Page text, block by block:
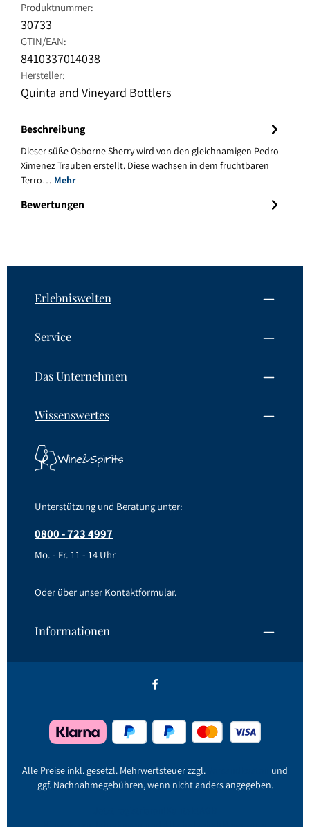
Produktnummer:
30733
GTIN/EAN:
8410337014038
Hersteller:
Quinta and Vineyard Bottlers
Beschreibung
Dieser süße Osborne Sherry wird von den gleichnamigen Pedro
Ximenez Trauben erstellt. Diese wachsen in dem fruchtbaren
Terro… Mehr
Bewertungen
Erlebniswelten
Service
Das Unternehmen
Wissenswertes
Unterstützung und Beratung unter:
0800 - 723 4997
Mo. - Fr. 11 - 14 Uhr
Oder über unser Kontaktformular.
Informationen
Alle Preise inkl. gesetzl. Mehrwertsteuer zzgl.
und
ggf. Nachnahmegebühren, wenn nicht anders angegeben.